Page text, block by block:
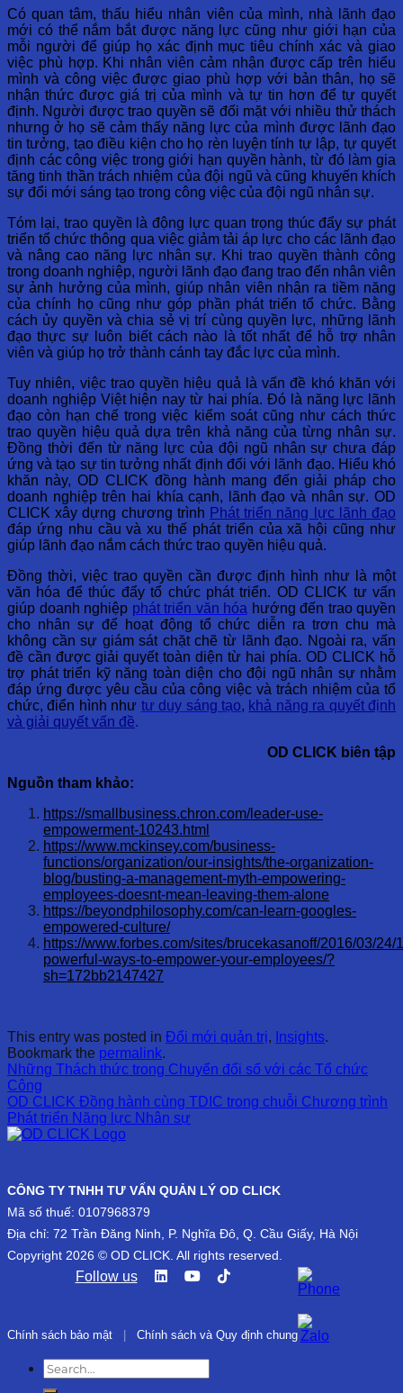
Có quan tâm, thấu hiểu nhân viên của mình, nhà lãnh đạo
mới có thể nắm bắt được năng lực cũng như giới hạn của
mỗi người để giúp họ xác định mục tiêu chính xác và giao
việc phù hợp. Khi nhân viên cảm nhận được cấp trên hiểu
mình và công việc được giao phù hợp với bản thân, họ sẽ
nhận thức được giá trị của mình và tự tin hơn để tự quyết
định. Người được trao quyền sẽ đối mặt với nhiều thử thách
nhưng ở họ sẽ cảm thấy năng lực của mình được lãnh đạo
tin tưởng, tạo điều kiện cho họ rèn luyện tính tự lập, tự quyết
định các công việc trong giới hạn quyền hành, từ đó làm gia
tăng tinh thần trách nhiệm của đội ngũ và cũng khuyến khích
sự đổi mới sáng tạo trong công việc của đội ngũ nhân sự.
Tóm lại, trao quyền là động lực quan trọng thúc đẩy sự phát
triển tổ chức thông qua việc giảm tải áp lực cho các lãnh đạo
và nâng cao năng lực nhân sự. Khi trao quyền thành công
trong doanh nghiệp, người lãnh đạo đang trao đến nhân viên
sự ảnh hưởng của mình, giúp nhân viên nhận ra tiềm năng
của chính họ cũng như góp phần phát triển tổ chức. Bằng
cách ủy quyền và chia sẻ vị trí cùng quyền lực, những lãnh
đạo thực sự luôn biết cách nào là tốt nhất để hỗ trợ nhân
viên và giúp họ trở thành cánh tay đắc lực của mình.
Tuy nhiên, việc trao quyền hiệu quả là vấn đề khó khăn với
doanh nghiệp Việt hiện nay từ hai phía. Đó là năng lực lãnh
đạo còn hạn chế trong việc kiểm soát cũng như cách thức
trao quyền hiệu quả dựa trên khả năng của từng nhân sự.
Đồng thời đến từ năng lực của đội ngũ nhân sự chưa đáp
ứng và tạo sự tin tưởng nhất định đối với lãnh đạo. Hiểu khó
khăn này, OD CLICK đồng hành mang đến giải pháp cho
doanh nghiệp trên hai khía cạnh, lãnh đạo và nhân sự. OD
CLICK xây dựng chương trình Phát triển năng lực lãnh đạo
đáp ứng nhu cầu và xu thế phát triển của xã hội cũng như
giúp lãnh đạo nắm cách thức trao quyền hiệu quả.
Đồng thời, việc trao quyền cần được định hình như là một
văn hóa để thúc đẩy tổ chức phát triển. OD CLICK tư vấn
giúp doanh nghiệp phát triển văn hóa hướng đến trao quyền
cho nhân sự để hoạt động tổ chức diễn ra trơn chu mà
không cần sự giám sát chặt chẽ từ lãnh đạo. Ngoài ra, vấn
đề cần được giải quyết toàn diện từ hai phía. OD CLICK hỗ
trợ phát triển kỹ năng toàn diện cho đội ngũ nhân sự nhằm
đáp ứng được yêu cầu của công việc và trách nhiệm của tổ
chức, điển hình như tư duy sáng tạo, khả năng ra quyết định
và giải quyết vấn đề.
OD CLICK biên tập
Nguồn tham khảo:
https://smallbusiness.chron.com/leader-use-
empowerment-10243.html
https://www.mckinsey.com/business-
functions/organization/our-insights/the-organization-
blog/busting-a-management-myth-empowering-
employees-doesnt-mean-leaving-them-alone
https://beyondphilosophy.com/can-learn-googles-
empowered-culture/
https://www.forbes.com/sites/brucekasanoff/2016/03/24/
powerful-ways-to-empower-your-employees/?
sh=172bb2147427
This entry was posted in Đổi mới quản trị, Insights.
Bookmark the permalink.
Những Thách thức trong Chuyển đổi số với các Tổ chức
Công
OD CLICK Đồng hành cùng TDIC trong chuỗi Chương trình
Phát triển Năng lực Nhân sự
CÔNG TY TNHH TƯ VẤN QUẢN LÝ OD CLICK
Mã số thuế: 0107968379
Địa chỉ: 72 Trần Đăng Ninh, P. Nghĩa Đô, Q. Cầu Giấy, Hà Nội
Copyright 2026 © OD CLICK. All rights reserved.
Follow us
Chính sách bảo mật Chính sách và Quy định chung